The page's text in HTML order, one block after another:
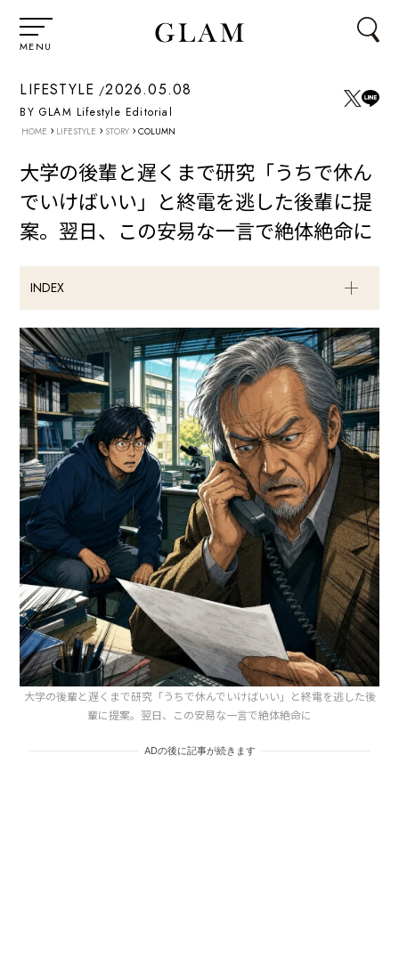
MENU
LIFESTYLE 2026.05.08
BY GLAM Lifestyle Editorial
HOME › LIFESTYLE › STORY › COLUMN
大学の後輩と遅くまで研究「うちで休ん
でいけばいい」と終電を逃した後輩に提
案。翌日、この安易な一言で絶体絶命に
INDEX
大学の後輩と遅くまで研究「うちで休んでいけばいい」と終電を逃した後
輩に提案。翌日、この安易な一言で絶体絶命に
ADの後に記事が続きます